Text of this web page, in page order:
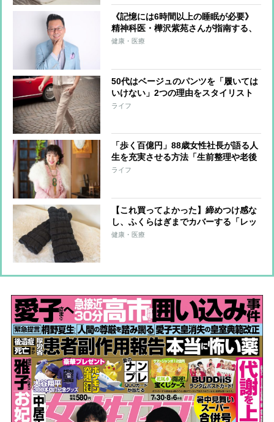
《記憶には6時間以上の睡眠が必要》
精神科医・樺沢紫苑さんが指南する、
脳のベストパフォーマンスを引き出す
健康・医療
50代はベージュのパンツを「履いては
いけない」2つの理由をスタイリスト
が解説
ライフ
「歩く百億円」88歳女性社長が語る人
生を充実させる方法「生前整理や老後
整理には賛成できない」理由
ライフ
【これ買ってよかった】締めつけ感な
し、ふくらはぎまでカバーする「レッ
グウォーマー」、睡眠美容家が睡眠時
健康・医療